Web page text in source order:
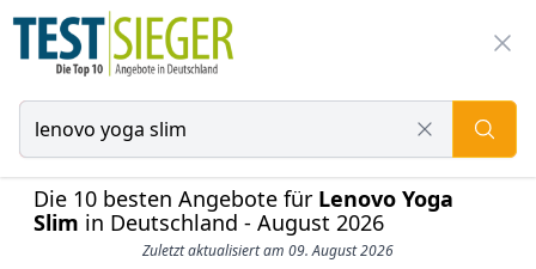
Die 10 besten Angebote für Lenovo Yoga
Slim in Deutschland - August 2026
Zuletzt aktualisiert am 09. August 2026